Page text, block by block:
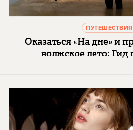
ПУТЕШЕСТВИЯ
Оказаться «На дне» и
волжское лето: Гид